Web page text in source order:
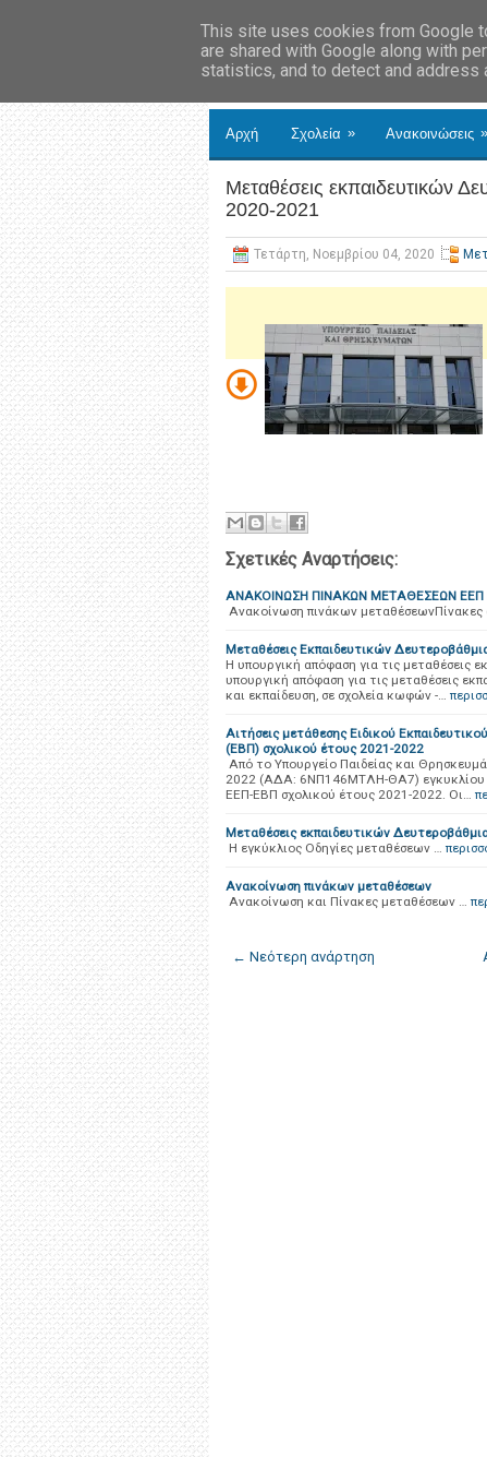
Αρχή Σχολεία » Ανακοινώσεις »
Μεταθέσεις εκπαιδευτικών
2020-2021
Τετάρτη, Νοεμβρίου 04, 2020
Σχετικές Αναρτήσεις:
ΑΝΑΚΟΙΝΩΣΗ ΠΙΝΑΚΩΝ ΜΕΤΑΘΕΣΕΩΝ ΕΕΠ
Ανακοίνωση πινάκων
Μεταθέσεις Εκπαιδευτικών
Η υπουργική απόφαση για τις μεταθέσεις
υπουργική απόφαση για τις μεταθέσεις
και εκπαίδευση, σε σχολεία κωφών -…
Αιτήσεις μετάθεσης Ειδικού
(ΕΒΠ) σχολικού έτους 2021-2022
Από το Υπουργείο Παιδείας και
2022 (ΑΔΑ: 6ΝΠ146ΜΤΛΗ-ΘΑ7) εγκυκλίου
ΕΕΠ-ΕΒΠ σχολικού έτους 2021-2022. Οι…
Μεταθέσεις εκπαιδευτικών
H εγκύκλιος Οδηγίες μεταθέσεων …
Ανακοίνωση πινάκων μεταθέσεων
Ανακοίνωση και Πίνακες μεταθέσεων …
← Νεότερη ανάρτηση
This site uses cookies from Google
are shared with Google along with
statistics, and to detect and address